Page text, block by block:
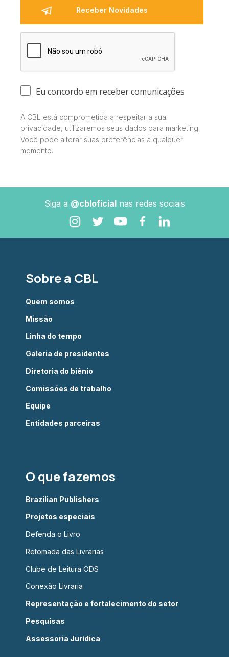
Eu concordo em receber comunicações
A CBL está comprometida a respeitar a sua
privacidade, utilizaremos seus dados para marketing.
Você pode alterar suas preferências a qualquer
momento.
Siga a @cbloficialnas redes sociais
Sobre a CBL
Quem somos
Missão
Linha do tempo
Galeria de presidentes
Diretoria do biênio
Comissões de trabalho
Equipe
Entidades parceiras
O que fazemos
Brazilian Publishers
Projetos especiais
Defenda o Livro
Retomada das Livrarias
Clube de Leitura ODS
Conexão Livraria
Representação e fortalecimento do setor
Pesquisas
Assessoria Jurídica